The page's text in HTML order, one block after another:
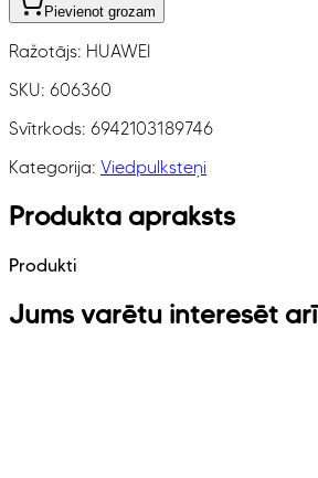
Pievienot grozam
Ražotājs: HUAWEI
SKU: 606360
Svītrkods: 6942103189746
Kategorija: Viedpulksteņi
Produkta apraksts
Produkti
Jums varētu interesēt arī